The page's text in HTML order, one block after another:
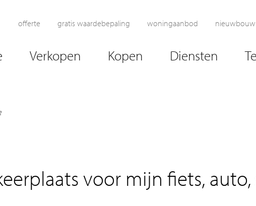
offerte gratis waardebepaling woningaanbod nieuwbouw
Verkopen Kopen Diensten
voor mijn fiets,